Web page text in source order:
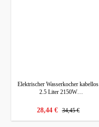
Elektrischer Wasserkocher kabellos
2.5 Liter 2150W
verkaufspreis:
28,44 € regulärer preis:
34,45 €